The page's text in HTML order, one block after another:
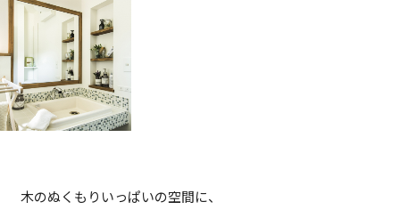
木のぬくもりいっぱいの空間に、